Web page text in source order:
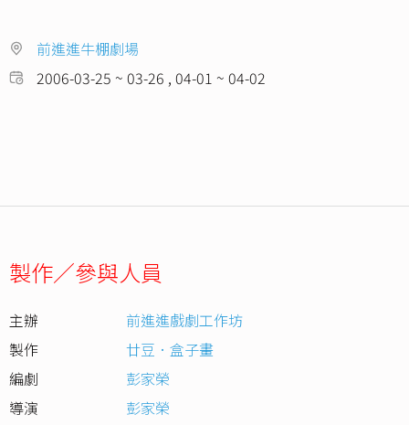
前進進牛棚劇場
2006-03-25 ~ 03-26 , 04-01 ~ 04-02
製作／參與人員
主辦
前進進戲劇工作坊
製作
廿豆．盒子畫
編劇
彭家榮
導演
彭家榮